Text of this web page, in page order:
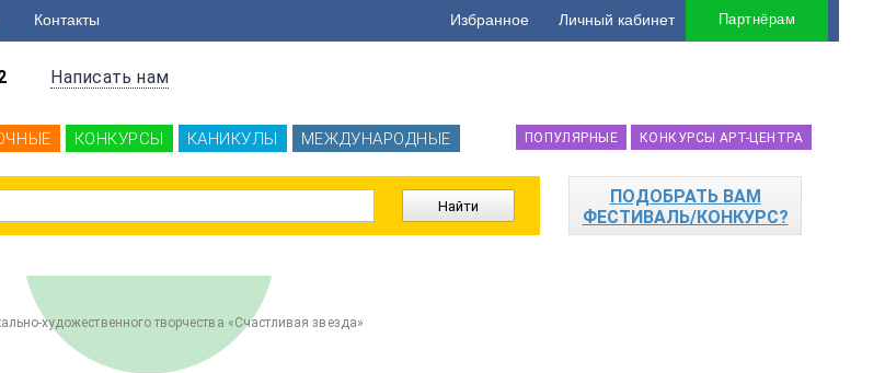
Контакты Партнёрам
Личный кабинет
Избранное
Написать нам
КОНКУРСЫ КАНИКУЛЫ МЕЖДУНАРОДНЫЕ КОНКУРСЫ АРТ-ЦЕНТРА
ПОПУЛЯРНЫЕ
ПОДОБРАТЬ ВАМ
ФЕСТИВАЛЬ/КОНКУРС?
художественного творчества «Счастливая звезда»